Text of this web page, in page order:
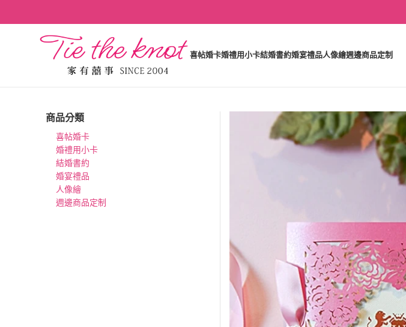
喜帖婚卡婚禮用小卡結婚書約婚宴禮品人像繪週邊商品定制
商品分類
喜帖婚卡
婚禮用小卡
結婚書約
婚宴禮品
人像繪
週邊商品定制